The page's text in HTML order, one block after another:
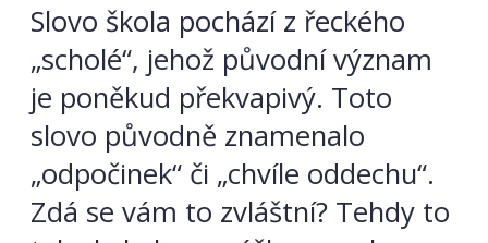
Slovo škola pochází z řeckého
„scholé“, jehož původní význam
je poněkud překvapivý. Toto
slovo původně znamenalo
„odpočinek“ či „chvíle oddechu“.
Zdá se vám to zvláštní? Tehdy to